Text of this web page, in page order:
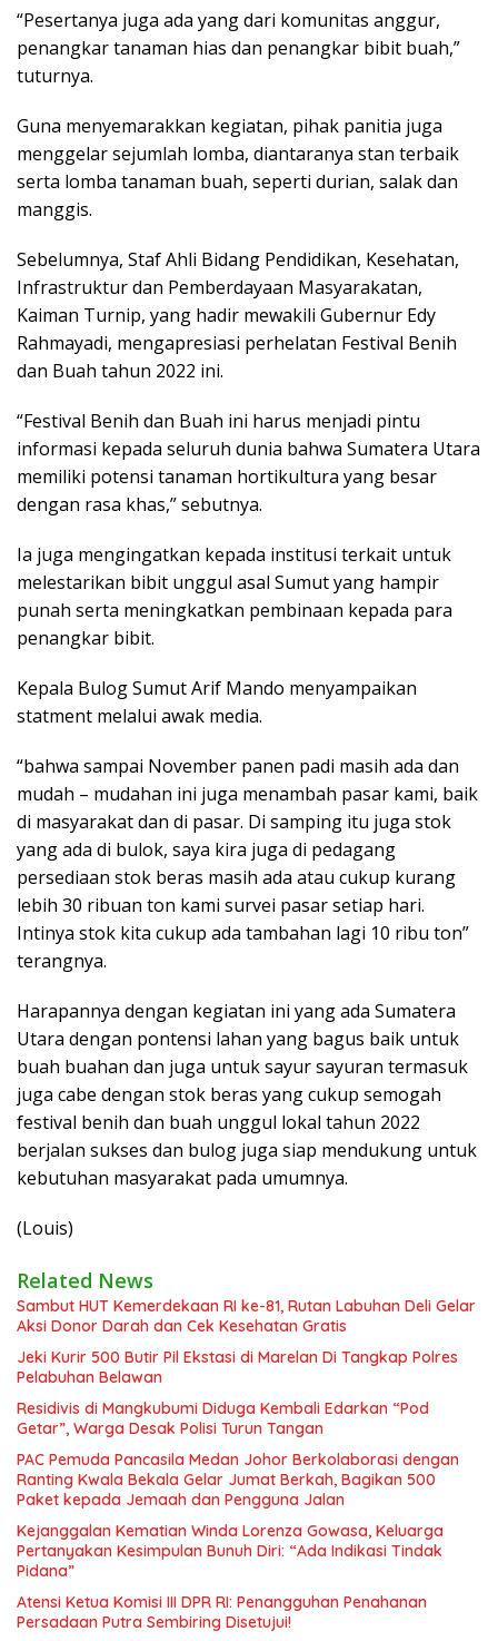
“Pesertanya juga ada yang dari komunitas anggur,
penangkar tanaman hias dan penangkar bibit buah,”
tuturnya.
Guna menyemarakkan kegiatan, pihak panitia juga
menggelar sejumlah lomba, diantaranya stan terbaik
serta lomba tanaman buah, seperti durian, salak dan
manggis.
Sebelumnya, Staf Ahli Bidang Pendidikan, Kesehatan,
Infrastruktur dan Pemberdayaan Masyarakatan,
Kaiman Turnip, yang hadir mewakili Gubernur Edy
Rahmayadi, mengapresiasi perhelatan Festival Benih
dan Buah tahun 2022 ini.
“Festival Benih dan Buah ini harus menjadi pintu
informasi kepada seluruh dunia bahwa Sumatera Utara
memiliki potensi tanaman hortikultura yang besar
dengan rasa khas,” sebutnya.
Ia juga mengingatkan kepada institusi terkait untuk
melestarikan bibit unggul asal Sumut yang hampir
punah serta meningkatkan pembinaan kepada para
penangkar bibit.
Kepala Bulog Sumut Arif Mando menyampaikan
statment melalui awak media.
“bahwa sampai November panen padi masih ada dan
mudah – mudahan ini juga menambah pasar kami, baik
di masyarakat dan di pasar. Di samping itu juga stok
yang ada di bulok, saya kira juga di pedagang
persediaan stok beras masih ada atau cukup kurang
lebih 30 ribuan ton kami survei pasar setiap hari.
Intinya stok kita cukup ada tambahan lagi 10 ribu ton”
terangnya.
Harapannya dengan kegiatan ini yang ada Sumatera
Utara dengan pontensi lahan yang bagus baik untuk
buah buahan dan juga untuk sayur sayuran termasuk
juga cabe dengan stok beras yang cukup semogah
festival benih dan buah unggul lokal tahun 2022
berjalan sukses dan bulog juga siap mendukung untuk
kebutuhan masyarakat pada umumnya.
(Louis)
Related News
Sambut HUT Kemerdekaan RI ke-81, Rutan Labuhan Deli Gelar
Aksi Donor Darah dan Cek Kesehatan Gratis
Jeki Kurir 500 Butir Pil Ekstasi di Marelan Di Tangkap Polres
Pelabuhan Belawan
Residivis di Mangkubumi Diduga Kembali Edarkan “Pod
Getar”, Warga Desak Polisi Turun Tangan
PAC Pemuda Pancasila Medan Johor Berkolaborasi dengan
Ranting Kwala Bekala Gelar Jumat Berkah, Bagikan 500
Paket kepada Jemaah dan Pengguna Jalan
Kejanggalan Kematian Winda Lorenza Gowasa, Keluarga
Pertanyakan Kesimpulan Bunuh Diri: “Ada Indikasi Tindak
Pidana”
Atensi Ketua Komisi III DPR RI: Penangguhan Penahanan
Persadaan Putra Sembiring Disetujui!